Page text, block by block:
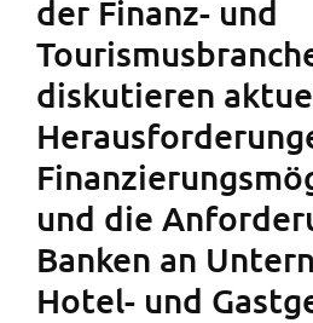
der Finanz- und
diskutieren
und die
Banken an
Hotel- und